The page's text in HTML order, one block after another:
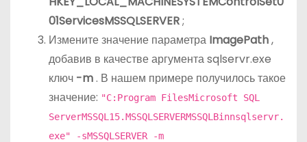
01ServicesMSSQLSERVER;
Измените значение параметра ImagePath,
добавив в качестве аргумента sqlservr.exe
ключ -m. В нашем примере получилось такое
значение: "C:Program FilesMicrosoft SQL
ServerMSSQL15.MSSQLSERVERMSSQLBinnsqlservr.
exe" -sMSSQLSERVER -m